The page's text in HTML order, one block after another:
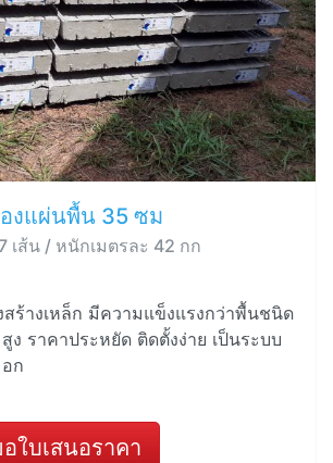
งแผ่นพื้น 35 ซม
เส้น / หนักเมตรละ 42 กก
ร้างเหล็ก มีความแข็งแรงกว่าพื้นชนิด
ราคาประหยัด ติดตั้งง่าย เป็นระบบ
ก
ใบเสนอราคา